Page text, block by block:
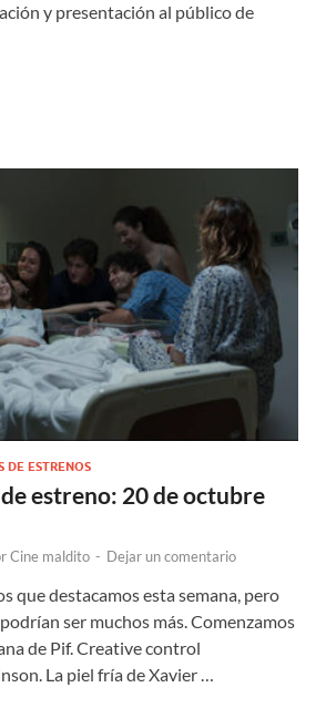
y presentación al público de
DE ESTRENOS
estreno: 20 de octubre
Cine maldito - Dejar un comentario
que destacamos esta semana, pero
ser muchos más. Comenzamos
de Pif. Creative control
La piel fría de Xavier …